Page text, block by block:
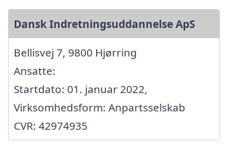
Dansk Indretningsuddannelse ApS
Bellisvej 7, 9800 Hjørring
Ansatte:
Startdato: 01. januar 2022,
Virksomhedsform: Anpartsselskab
CVR: 42974935